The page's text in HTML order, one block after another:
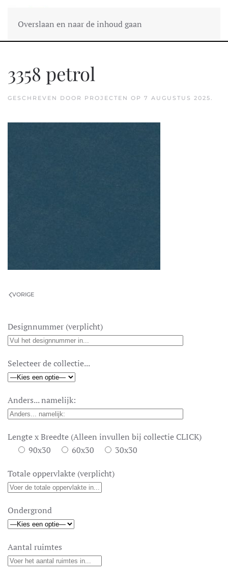
Overslaan en naar de inhoud gaan
3358 petrol
GESCHREVEN DOOR PROJECTEN OP 7 AUGUSTUS 2025.
VORIGE
Designnummer (verplicht)
Selecteer de collectie...
Anders... namelijk:
Lengte x Breedte (Alleen invullen bij collectie CLICK)
90x30
60x30 30x30
Totale oppervlakte (verplicht)
Ondergrond
Aantal ruimtes